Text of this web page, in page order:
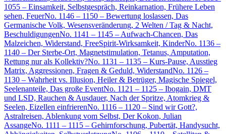
1055 – Einsamkeit, Selbstgespräch, Reinkarnation, Frühere Leben
sehen, FeuerNo. 1146 – 1150 – Bewertung loslassen, Das
Germanische Volk, Wesensveränderung, 2 Welten / Tag & Nacht,
BeschuldigungenNo. 1141 – 1145 – Aufwach-Chancen, Das
Malzeichen, Widerstand, FreeSpirit-Wirksamkeit, KinderNo. 1136 –
1140 – Der Sterbe-Ort, Magnetstimulation, Tetanus, Amputation,
Rettung nur als Kollektiv?No. 1131 – 1135 – Kurs-Pause, Ausstieg
Matrix, Aggressionen, Fragen & Geduld, WiderstandNo. 1126 –
1130 – Wahrheit vs. Illusion, Heiler & Betrüger, Magische Spiegel,
Seelenanteile, Das große EventNo. 1121 – 1125 – Ibogain, DMT
und LSD, Rauchen & Ausdauer, Nach der Spritze, Atomkrieg &
Seelen, Eizellen einfrierenNo. 1116 – 1120 – Sind wir Gott?,
Astralreisen, Ablenkung vom Selbst, Der Kokon, Julian
AssangeNo. 1111 – 1115 – Gehirnforschung, Pubertät, Handysucht,